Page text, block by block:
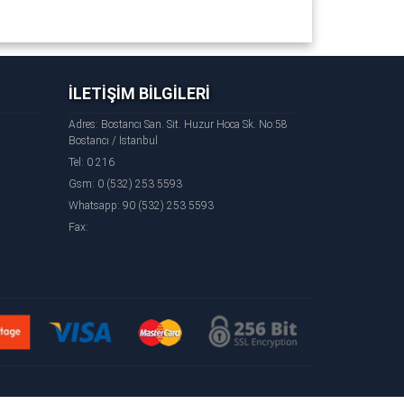
- Volkswagen Caddy
İLETİŞİM BİLGİLERİ
Adres: Bostancı San. Sit. Huzur Hoca Sk. No:58
Bostancı / İstanbul
Tel: 0 216
Gsm: 0 (532) 253 5593
Whatsapp: 90 (532) 253 5593
Fax: